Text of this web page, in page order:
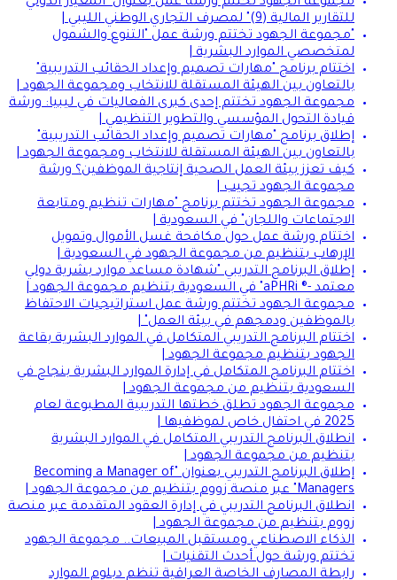
للتقارير المالية (9)" لمصرف التجاري الوطني الليبي |
"مجموعة الجهود تختتم ورشة عمل "التنوع والشمول
لمتخصصي الموارد البشرية |
اختتام برنامج "مهارات تصميم وإعداد الحقائب التدريبية"
بالتعاون بين الهيئة المستقلة للانتخاب ومجموعة الجهود |
مجموعة الجهود تختتم إحدى كبرى الفعاليات في ليبيا: ورشة
قيادة التحول المؤسسي والتطوير التنظيمي |
إطلاق برنامج "مهارات تصميم وإعداد الحقائب التدريبية"
بالتعاون بين الهيئة المستقلة للانتخاب ومجموعة الجهود |
كيف تعزز بيئة العمل الصحية إنتاجية الموظفين؟ ورشة
مجموعة الجهود تجيب |
مجموعة الجهود تختتم برنامج "مهارات تنظيم ومتابعة
الاجتماعات واللجان" في السعودية |
اختتام ورشة عمل حول مكافحة غسل الأموال وتمويل
الإرهاب بتنظيم من مجموعة الجهود في السعودية |
إطلاق البرنامج التدريبي "شهادة مساعد موارد بشرية دولي
معتمد -® aPHRi" في السعودية بتنظيم مجموعة الجهود |
مجموعة الجهود تختتم ورشة عمل استراتيجيات الاحتفاظ
بالموظفين ودمجهم في بيئة العمل" |
اختتام البرنامج التدريبي المتكامل في الموارد البشرية بقاعة
الجهود بتنظيم مجموعة الجهود |
اختتام البرنامج المتكامل في إدارة الموارد البشرية بنجاح في
السعودية بتنظيم من مجموعة الجهود |
مجموعة الجهود تطلق خطتها التدريبية المطبوعة لعام
2025 في احتفال خاص لموظفيها |
انطلاق البرنامج التدريبي المتكامل في الموارد البشرية
بتنظيم من مجموعة الجهود |
إطلاق البرنامج التدريبي بعنوان "Becoming a Manager of
Managers" عبر منصة زووم بتنظيم من مجموعة الجهود |
انطلاق البرنامج التدريبي في إدارة العقود المتقدمة عبر منصة
زووم بتنظيم من مجموعة الجهود |
الذكاء الاصطناعي ومستقبل المبيعات.. مجموعة الجهود
تختتم ورشة حول أحدث التقنيات |
رابطة المصارف الخاصة العراقية تنظم دبلوم الموارد